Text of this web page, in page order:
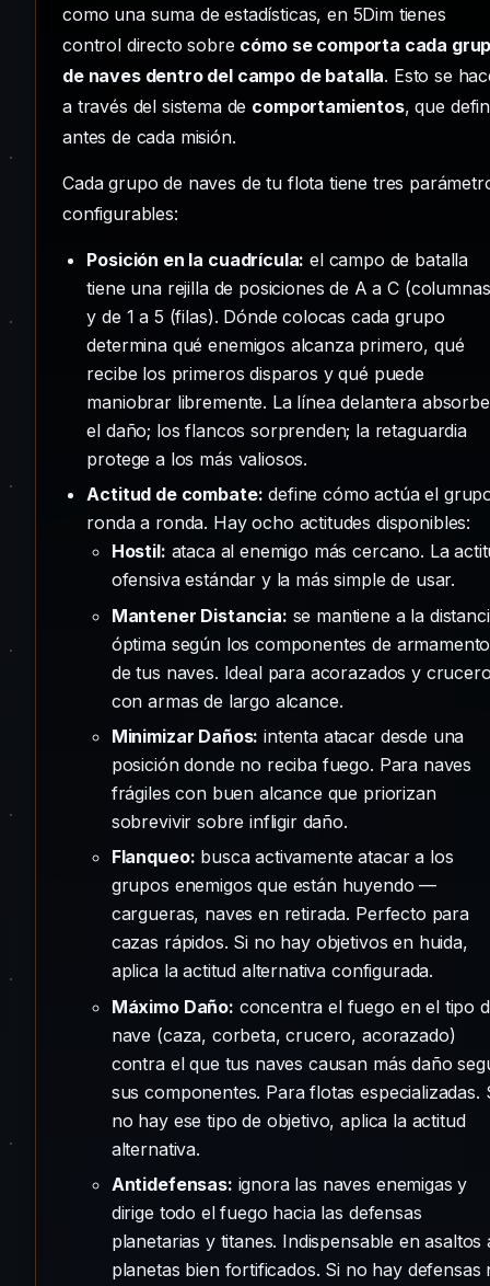
como una suma de estadísticas, en 5Dim tienes
control directo sobre cómo se comporta cada
de naves dentro del campo de batalla. Esto se
a través del sistema de comportamientos, que
antes de cada misión.
Cada grupo de naves de tu flota tiene tres
configurables:
Posición en la cuadrícula: el campo de batalla
tiene una rejilla de posiciones de A a C
y de 1 a 5 (filas). Dónde colocas cada grupo
determina qué enemigos alcanza primero, qué
recibe los primeros disparos y qué puede
maniobrar libremente. La línea delantera absorbe
el daño; los flancos sorprenden; la retaguardia
protege a los más valiosos.
Actitud de combate: define cómo actúa el
ronda a ronda. Hay ocho actitudes disponibles:
Hostil: ataca al enemigo más cercano. La
ofensiva estándar y la más simple de usar.
Mantener Distancia: se mantiene a la
óptima según los componentes de armamento
de tus naves. Ideal para acorazados y
con armas de largo alcance.
Minimizar Daños: intenta atacar desde una
posición donde no reciba fuego. Para naves
frágiles con buen alcance que priorizan
sobrevivir sobre infligir daño.
Flanqueo: busca activamente atacar a los
grupos enemigos que están huyendo —
cargueras, naves en retirada. Perfecto para
cazas rápidos. Si no hay objetivos en huida,
aplica la actitud alternativa configurada.
Máximo Daño: concentra el fuego en el tipo
nave (caza, corbeta, crucero, acorazado)
contra el que tus naves causan más daño
sus componentes. Para flotas especializadas.
no hay ese tipo de objetivo, aplica la actitud
alternativa.
Antidefensas: ignora las naves enemigas y
dirige todo el fuego hacia las defensas
planetarias y titanes. Indispensable en asaltos
planetas bien fortificados. Si no hay defensas